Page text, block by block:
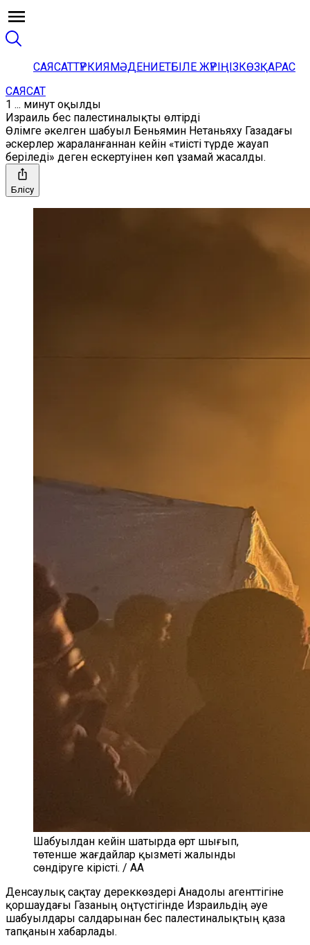
САЯСАТТҮРКИЯМӘДЕНИЕТБІЛЕ ЖҮРІҢІЗКӨЗҚАРАС
САЯСАТ
1 ... минут оқылды
Израиль бес палестиналықты өлтірді
Өлімге әкелген шабуыл Беньямин Нетаньяху Газадағы
әскерлер жараланғаннан кейін «тиісті түрде жауап
беріледі» деген ескертуінен көп ұзамай жасалды.
Бөлісу
Шабуылдан кейін шатырда өрт шығып,
төтенше жағдайлар қызметі жалынды
сөндіруге кірісті. / AA
Денсаулық сақтау дереккөздері Анадолы агенттігіне
қоршаудағы Газаның оңтүстігінде Израильдің әуе
шабуылдары салдарынан бес палестиналықтың қаза
тапқанын хабарлады.